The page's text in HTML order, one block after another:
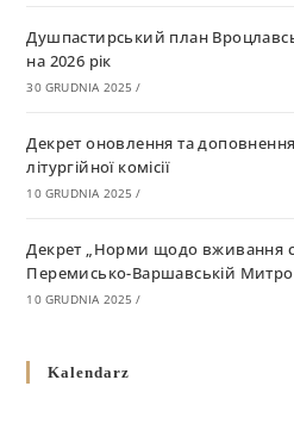
Душпастирський план
на 2026 рік
30 GRUDNIA 2025 /
Декрет оновлення та
літургійної комісії
10 GRUDNIA 2025 /
Декрет „Норми щодо вживання
Перемисько-Варшавській
10 GRUDNIA 2025 /
григоріанським календарем
Kalendarz